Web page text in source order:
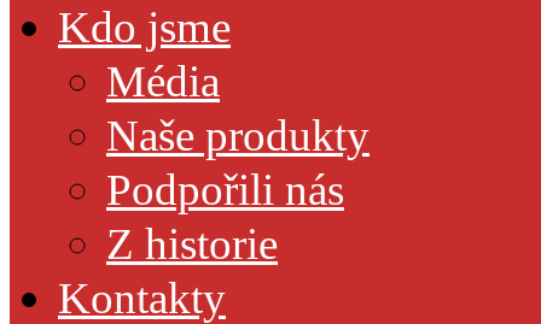
Kdo jsme
Média
Naše produkty
Podpořili nás
Z historie
Kontakty